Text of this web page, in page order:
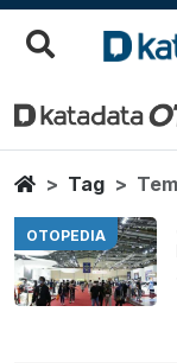
Tempat
Berita
HomeTag
OTOPEDIA